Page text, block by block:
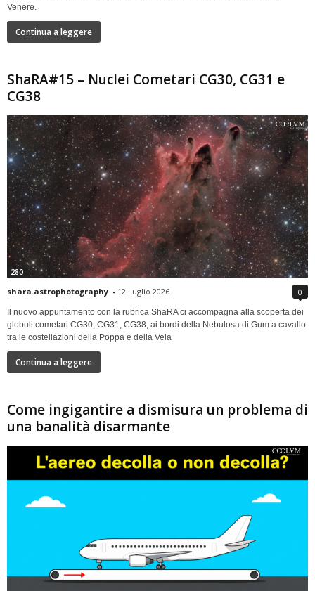
Venere.
Continua a leggere
ShaRA#15 – Nuclei Cometari CG30, CG31 e
CG38
280
shara.astrophotography - 12 Luglio 2026 0
Il nuovo appuntamento con la rubrica ShaRA ci accompagna alla scoperta dei
globuli cometari CG30, CG31, CG38, ai bordi della Nebulosa di Gum a cavallo
tra le costellazioni della Poppa e della Vela
Continua a leggere
Come ingigantire a dismisura un problema di
una banalità disarmante